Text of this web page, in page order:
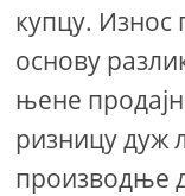
купцу. Износ
основу
њене
ризницу дуж
производње